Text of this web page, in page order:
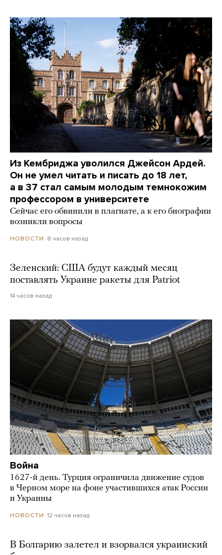
Из Кембриджа уволился Джейсон Ардей.
Он не умел читать и писать до 18 лет,
а в 37 стал самым молодым темнокожим
профессором в университете
Сейчас его обвинили в плагиате, а к его биографии
возникли вопросы
НОВОСТИ 8 часов назад
Зеленский: США будут каждый месяц
поставлять Украине ракеты для Patriot
14 часов назад
Война
1627-й день. Турция ограничила движение судов
в Черном море на фоне участившихся атак России
и Украины
НОВОСТИ 12 часов назад
В Болгарию залетел и взорвался украинский